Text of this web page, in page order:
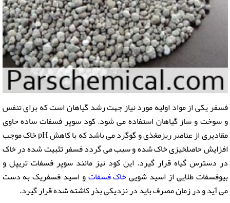
فسفر یکی از مواد اولیه مورد نیاز جهت رشد گیاهان است که برای تنفس
و سوخت و ساز گیاهان استفاده می شود.کود سوپر فسفات ساده حاوی
مقادیری از عناصر ریزمغذی و گوگرد می باشد که با کاهش pH خاک موجب
افزایش حاصلخیزی خاک شده و سبب می گردد فسفر تثبیت شده در خاک
در دسترس گیاه قرار گیرد. این کود نیز مانند سوپر فسفات تریپل و
بیوفسفات طلایی از اسید شوییخاک فسفاتو اسید فسفریک به دست
می آید و در زمان مصرف باید در نزدیکی بذر کاشته شده قرار گیرد.